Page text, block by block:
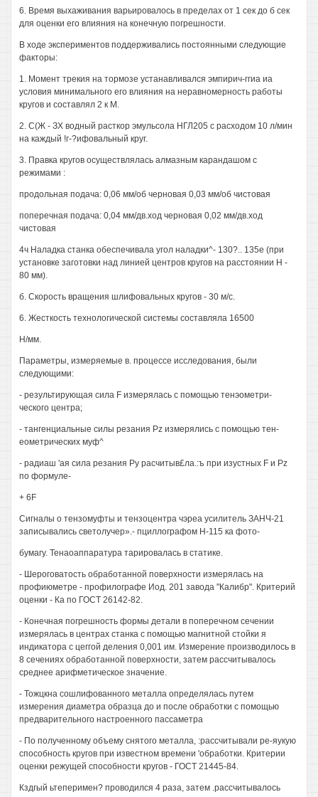
6. Время выхаживания варьировалось в пределах от 1 сек до б сек
для оценки его влияния на конечную погрешности.
В ходе экспериментов поддерживались постоянными следующие
факторы:
1. Момент трекия на тормозе устанавливался эмпирич-ггиа иа
условия минимального его влияния на неравномерность работы
кругов и составлял 2 к М.
2. С(Ж - ЗХ водный расткор эмульсола НГЛ205 с расходом 10 л/мин
на каждый !г-?ифовальный круг.
3. Правка кругов осуществлялась алмазным карандашом с
режимами :
продольная подача: 0,06 мм/об черновая 0,03 мм/об чистовая
поперечная подача: 0,04 мм/дв.ход черновая 0,02 мм/дв.ход
чистовая
4ч Наладка станка обеспечивала угол наладки^- 130?.. 135е (при
установке заготовки над линией центров кругов на расстоянии Н -
80 мм).
б. Скорость вращения шлифовальных кругов - 30 м/с.
6. Жесткость технологической системы составляла 16500
Н/мм.
Параметры, измеряемые в. процессе исследования, были
следующими:
- результирующая сила F измерялась с помощью тенэометри-
ческого центра;
- тангенциальные силы резания Pz измерялись с помощью тен-
еометрических муф^
- радиаш 'ая сила резания Ру расчитыв£ла.:ъ при изустных F и Pz
по формуле-
+ 6F
Сигналы о тензомуфты и тензоцентра чэреа усилитель ЗАНЧ-21
записывались светолучер».- пциллографом Н-115 ка фото-
бумагу. Тенаоаппаратура тарировалась в статике.
- Шероговатость обработанной поверхности измерялась на
профиюметре - профилографе Иод. 201 завода "Калибр". Критерий
оценки - Ка по ГОСТ 26142-82.
- Конечная погрешность формы детали в поперечном сечении
измерялась в центрах станка с помощью магнитной стойки я
индикатора с цеггой деления 0,001 им. Измерение производилось в
8 сечениях обработанной поверхности, затем рассчитывалось
среднее арифметическое значение.
- Тожцкна сошлифованного металла определялась путем
измерения диаметра образца до и после обработки с помощью
предварительного настроенного пассаметра
- По полученному объему снятого металла, :рассчитывали ре-яукую
способность кругов при известном времени 'обработки. Критерии
оценки режущей способности кругов - ГОСТ 21445-84.
Кздгый ьтеперимен? проводился 4 раза, затем .рассчитывалось